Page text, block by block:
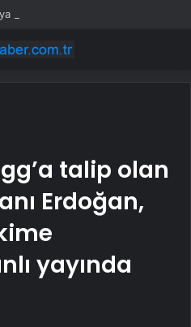
Çalışırken Bıçaklandı
talip olan
Erdoğan,
yayında